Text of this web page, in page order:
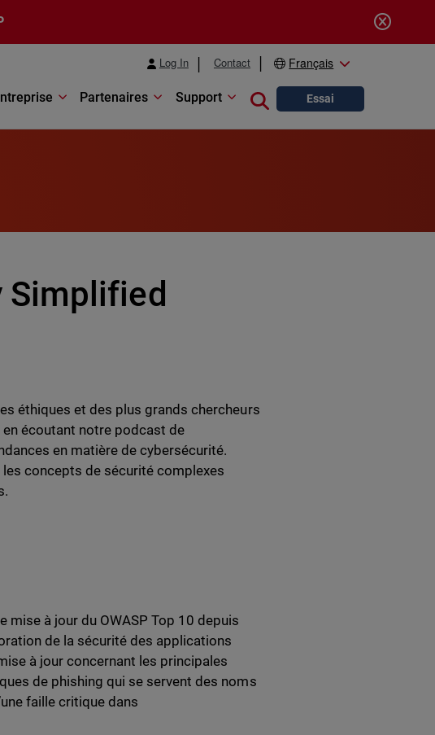
Log In Contact Français
Partenaires Support Close search
Essai
Simplified
éthiques et des plus grands chercheurs
écoutant notre podcast de
en matière de cybersécurité.
concepts de sécurité complexes
à jour du OWASP Top 10 depuis
de la sécurité des applications
à jour concernant les principales
de phishing qui se servent des noms
faille critique dans